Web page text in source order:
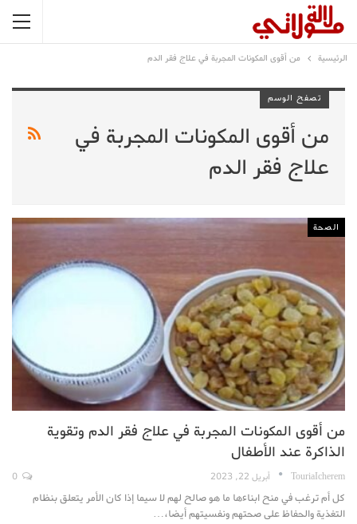
الرئيسية من أقوى المكونات المجربة في علاج فقر الدم
تصفح الوسم
من أقوى المكونات المجربة في
علاج فقر الدم
الصحة
من أقوى المكونات المجربة في علاج فقر الدم وتقوية
الذاكرة عند الأطفال
TouriaIcherem أبريل 22, 2023
كل أم ترغب في منح ابناءها ما هو صالح لهم لا سيما إذا كان الأمر يتعلق بنظام
التغذية والحفاظ على صحتهم ونفسيتهم أيضا،…